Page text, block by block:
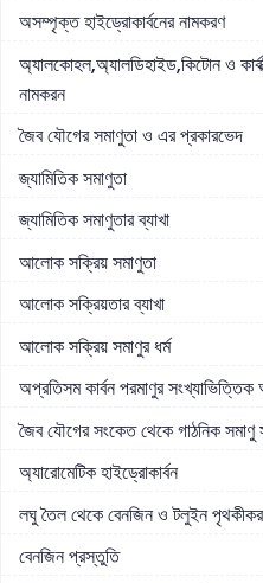
অসম্পৃক্ত হাইড্রোকার্বনের নামকরণ
অ্যালকোহল,অ্যালডিহাইড,কিটোন ও
নামকরন
জৈব যৌগের সমাণুতা ও এর প্রকারভেদ
জ্যামিতিক সমাণুতা
জ্যামিতিক সমাণুতার ব্যাখা
আলোক সক্রিয় সমাণুতা
আলোক সক্রিয়তার ব্যাখা
আলোক সক্রিয় সমাণুর ধর্ম
অপ্রতিসম কার্বন পরমাণুর
জৈব যৌগের সংকেত থেকে গাঠনিক সমাণু
অ্যারোমেটিক হাইড্রোকার্বন
লঘু তৈল থেকে বেনজিন ও টলুইন
বেনজিন প্রস্তুতি